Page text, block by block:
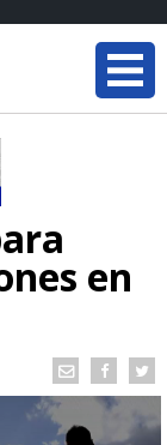
en